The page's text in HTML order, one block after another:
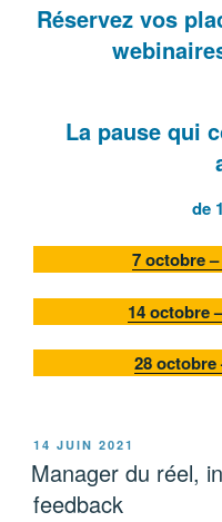
Réservez vos
La pause qui
de
7octobre –
14 octobre
28 octobre
PUBLIÉ
LE
14 JUIN 2021
Manager du réel,
feedback